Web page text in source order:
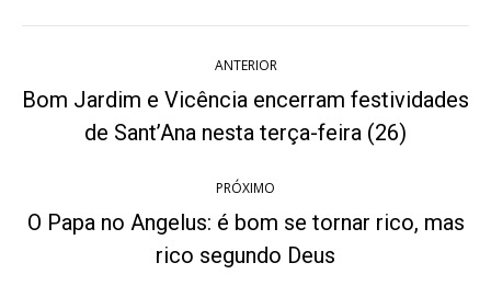
de
post:
ANTERIOR
Post
anterior:
Bom Jardim e Vicência encerram festividades
de Sant’Ana nesta terça-feira (26)
PRÓXIMO
Próximo
post:
O Papa no Angelus: é bom se tornar rico, mas
rico segundo Deus